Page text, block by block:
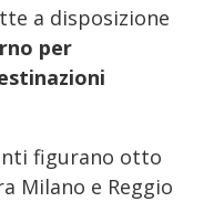
a disposizione
per
figurano otto
Milano e Reggio